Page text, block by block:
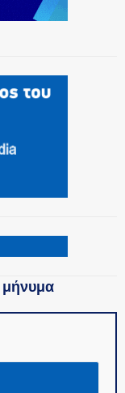
μήνυμα